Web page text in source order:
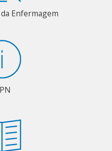
Enfermagem